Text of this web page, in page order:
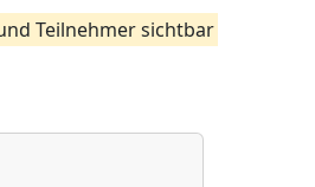
Teilnehmer sichtbar